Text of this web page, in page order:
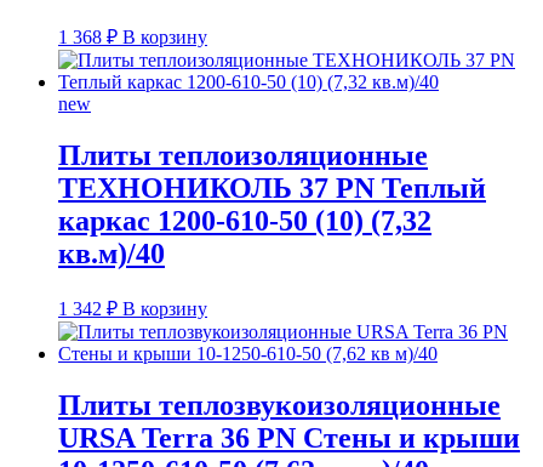
1 368 ₽ В корзину
new
Плиты теплоизоляционные
ТЕХНОНИКОЛЬ 37 PN Теплый
каркас 1200-610-50 (10) (7,32
кв.м)/40
1 342 ₽ В корзину
Плиты теплозвукоизоляционные
URSA Terra 36 PN Стены и крыши